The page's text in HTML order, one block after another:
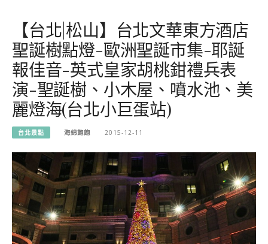
【台北|松山】台北文華東方酒店
聖誕樹點燈-歐洲聖誕市集-耶誕
報佳音-英式皇家胡桃鉗禮兵表
演-聖誕樹、小木屋、噴水池、美
麗燈海(台北小巨蛋站)
台北景點 海綿飽飽 2015-12-11